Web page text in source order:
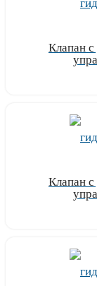
Клапан
Клапан